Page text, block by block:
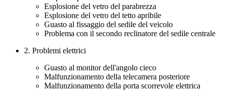
Esplosione del vetro del parabrezza
Esplosione del vetro del tetto apribile
Guasto al fissaggio del sedile del veicolo
Problema con il secondo reclinatore del sedile centrale
2. Problemi elettrici
Guasto al monitor dell'angolo cieco
Malfunzionamento della telecamera posteriore
Malfunzionamento della porta scorrevole elettrica